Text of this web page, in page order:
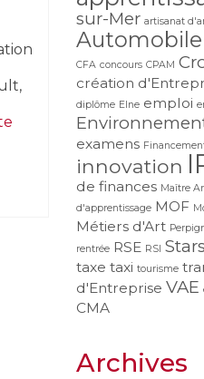
sur-Mer artisanat
Automobile
CFA concours CPAM
création
diplôme Elne emploi
examens
innovation
de finances Maître
d'apprentissage MOF
Métiers d'Art
rentrée RSE RSI
taxe taxi tourisme
d'Entreprise VAE
CMA
Archives